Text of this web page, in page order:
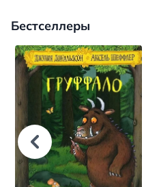
Бестселлеры